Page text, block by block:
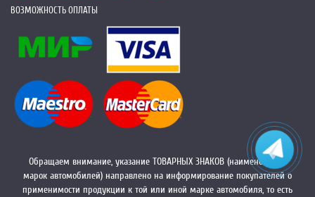
ВОЗМОЖНОСТЬ ОПЛАТЫ
Обращаем внимание, указание ТОВАРНЫХ ЗНАКОВ (наименований
марок автомобилей) направлено на информирование покупателей о
применимости продукции к той или иной марке автомобиля, то есть